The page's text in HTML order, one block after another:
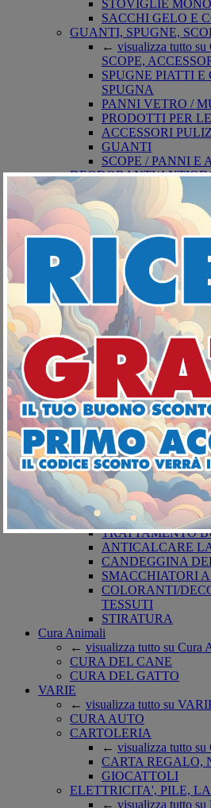
STOVIGLIE
SACCHI GELO E
GUANTI, SPUGNE,
← visualizza tutto
SCOPE,
SPUGNE PIATTI
SPUGNA
PANNI VETRO /
PRODOTTI PER
ACCESSORI
GUANTI
SCOPE / PANNI E
DEODORANTI/
←
visualizza tutto su
DEODORANTI/
DEODORANTI
DEODORANTE
INSETTICIDI
visualizza tutto
ACARICIDI
INSETTICIDI
INSETTICIDI
TOPICIDA
DETERGENZA BUCATO
visualizza tutto
BUCATO
SAPONI
DETERSIVI
BUCATO A MANO
AMMORBIDENTI
PODS-DISCS
CURA DEI TESSUTI
← visualizza tutto
ARTICOLI PER IL
ANTITARME
TRATTAMENTO
ANTICALCARE
CANDEGGINA
SMACCHIATORI A
COLORANTI/
TESSUTI
STIRATURA
Cura Animali
← visualizza tutto su Cura
CURA DEL CANE
CURA DEL GATTO
VARIE
← visualizza tutto su
CURA AUTO
CARTOLERIA
← visualizza tutto
CARTA REGALO,
GIOCATTOLI
ELETTRICITA', PILE,
← visualizza tutto